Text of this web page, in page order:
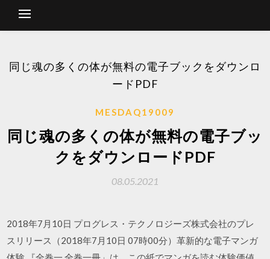
同じ魂の多くの体が無料の電子ブックをダウンロ
ードPDF
MESDAQ19009
同じ魂の多くの体が無料の電子ブッ
クをダウンロードPDF
08.05.2021
2018年7月10日 プログレス・テクノロジーズ株式会社のプレ
スリリース（2018年7月10日 07時00分）革新的な電子マンガ